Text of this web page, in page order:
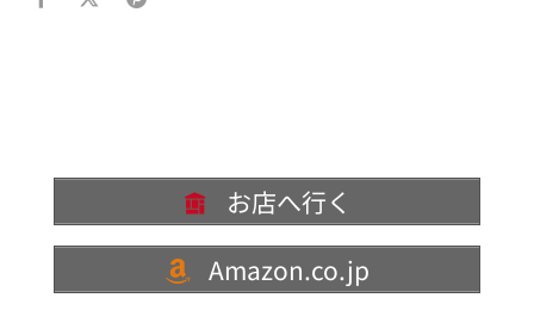
お店へ行く
Amazon.co.jp